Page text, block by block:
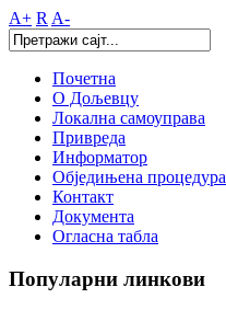
A+ R A-
Почетна
О Дољевцу
Локална самоуправа
Привреда
Информатор
Обједињена процедура
Контакт
Документа
Огласна табла
Популарни линкови